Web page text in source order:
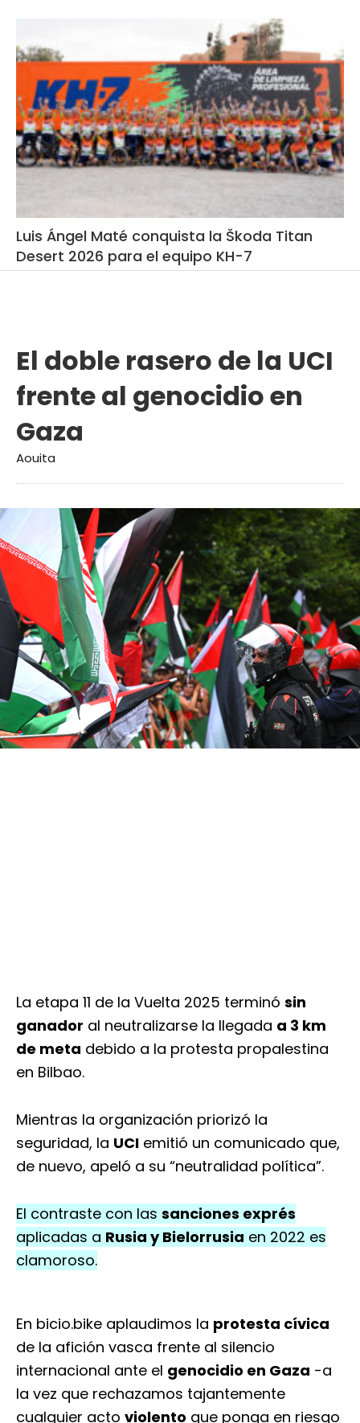
Luis Ángel Maté conquista la Škoda Titan
Desert 2026 para el equipo KH-7